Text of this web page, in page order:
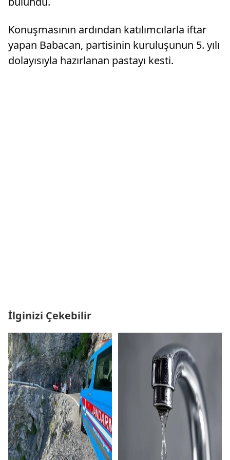
Konuşmasının ardından katılımcılarla iftar
yapan Babacan, partisinin kuruluşunun 5. yılı
dolayısıyla hazırlanan pastayı kesti.
İlginizi Çekebilir